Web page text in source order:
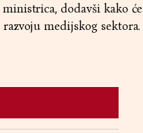
dodavši kako će
medijskog sektora.